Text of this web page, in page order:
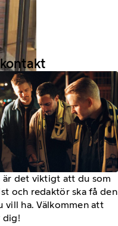
är det viktigt att du som
och redaktör ska få den
vill ha. Välkommen att
dig!